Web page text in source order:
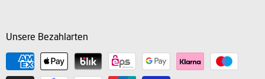
auf
Mail
Unsere Bezahlarten